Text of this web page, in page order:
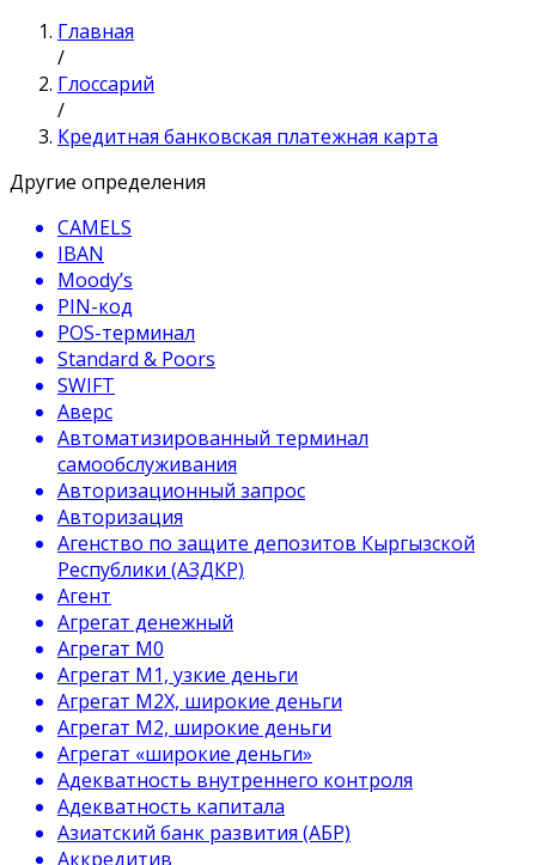
Главная
/
Глоссарий
/
Кредитная банковская платежная карта
Другие определения
CAMELS
IBAN
Moody’s
PIN-код
POS-терминал
Standard & Poors
SWIFT
Аверс
Автоматизированный терминал
самообслуживания
Авторизационный запрос
Авторизация
Агенство по защите депозитов Кыргызской
Республики (АЗДКР)
Агент
Агрегат денежный
Агрегат М0
Агрегат М1, узкие деньги
Агрегат М2Х, широкие деньги
Агрегат М2, широкие деньги
Агрегат «широкие деньги»
Адекватность внутреннего контроля
Адекватность капитала
Азиатский банк развития (АБР)
Аккредитив